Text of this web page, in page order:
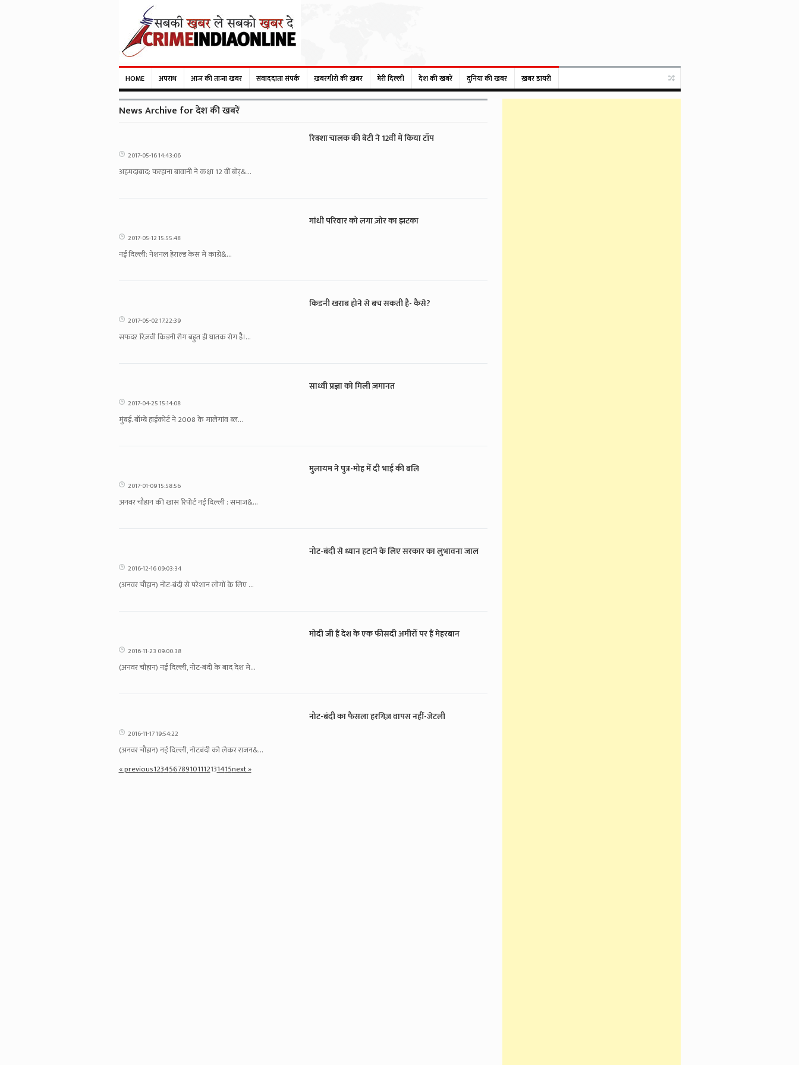
HOME अपराध आज की ताजा खबर संवाददाता संपर्क ख़बरगीरों की ख़बर मेरी दिल्ली देश की खबरें दुनिया की खबर ख़बर डायरी
News Archive for देश की खबरें
रिक्शा चालक की बेटी ने 12वीं में किया टॉप
2017-05-16 14:43:06
अहमदाबाद: फरहाना बावानी ने कक्षा 12 वीं बोर्&...
गांधी परिवार को लगा ज़ोर का झटका
2017-05-12 15:55:48
नई दिल्‍ली: नेशनल हेराल्‍ड केस में काग्रें&...
किडनी खराब होने से बच सकती है- कैसे?
2017-05-02 17:22:39
सफदर रिज़वी किडनी रोग बहुत ही घातक रोग हैै।...
साध्वी प्रज्ञा को मिली ज़मानत
2017-04-25 15:14:08
मुंबई. बॉम्बे हाईकोर्ट ने 2008 के मालेगांव ब्ल...
मुलायम ने पुत्र-मोह में दी भाई की बलि
2017-01-09 15:58:56
अनवर चौहान की खास रिपोर्ट नई दिल्‍ली : समाज&...
नोट-बंदी से ध्यान हटाने के लिए सरकार का लुभावना जाल
2016-12-16 09:03:34
(अनवर चौहान) नोट-बंदी से परेशान लोगों के लिए ...
मोदी जी हैं देश के एक फीसदी अमीरों पर हैं मेहरबान
2016-11-23 09:00:38
(अनवर चौहान) नई दिल्ली, नोट-बंदी के बाद देश मे...
नोट-बंदी का फैसला हरगिज़ वापस नहीं-जेटली
2016-11-17 19:54:22
(अनवर चौहान) नई दिल्ली, नोटबंदी को लेकर राजन&...
« previous123456789101112131415next »